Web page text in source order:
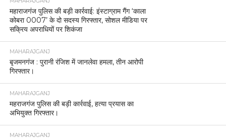
महाराजगंज पुलिस की बड़ी कार्रवाई: इंस्टाग्राम गैंग ‘काला
कोबरा 0007’ के दो सदस्य गिरफ्तार, सोशल मीडिया पर
सक्रिय अपराधियों पर शिकंजा
MAHARAJGANJ
बृजमनगंज : पुरानी रंजिश में जानलेवा हमला, तीन आरोपी
गिरफ्तार।
MAHARAJGANJ
महराजगंज पुलिस की बड़ी कार्रवाई, हत्या प्रयास का
अभियुक्त गिरफ्तार।
MAHARAJGANJ